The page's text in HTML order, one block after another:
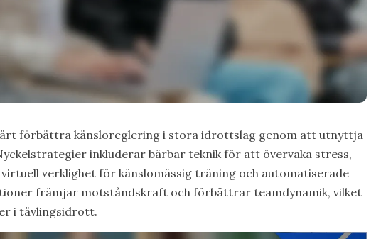
förbättra känsloreglering i stora idrottslag genom att utnyttja
inkluderar bärbar teknik för att övervaka stress,
verklighet för känslomässig träning och automatiserade
främjar motståndskraft och förbättrar teamdynamik, vilket
i tävlingsidrott.